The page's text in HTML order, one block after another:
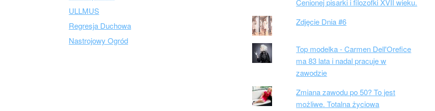
ULLMUS
Regresja Duchowa
Nastrojowy Ogród
Cenionej pisarki i filozofki XVII wieku.
Zdjęcie Dnia #6
Top modelka - Carmen Dell'Orefice
ma 83 lata i nadal pracuje w
zawodzie
Zmiana zawodu po 50? To jest
możliwe. Totalna życiowa